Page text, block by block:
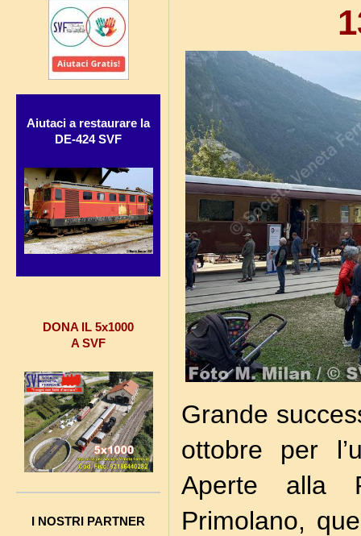
Aiutaci a restaurare la
DE-424 SVF
DONA IL 5x1000
A SVF
I NOSTRI PARTNER
Grande
ottobre per
Aperte alla
Primolano,